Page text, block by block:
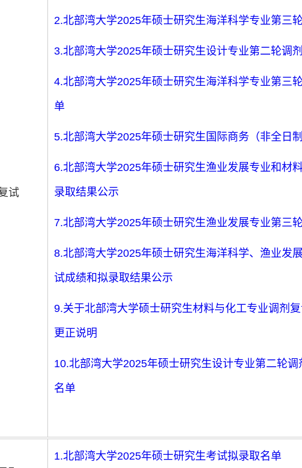
试
2.北部湾大学2025年硕士研究生海洋科学专业第三
3.北部湾大学2025年硕士研究生设计专业第二轮调
4.北部湾大学2025年硕士研究生海洋科学专业第三
单
5.北部湾大学2025年硕士研究生国际商务（非全日
6.北部湾大学2025年硕士研究生渔业发展专业和材
录取结果公示
7.北部湾大学2025年硕士研究生渔业发展专业第三
8.北部湾大学2025年硕士研究生海洋科学、渔业发
试成绩和拟录取结果公示
9.关于北部湾大学硕士研究生材料与化工专业调剂
更正说明
10.北部湾大学2025年硕士研究生设计专业第二轮
名单
1.北部湾大学2025年硕士研究生考试拟录取名单